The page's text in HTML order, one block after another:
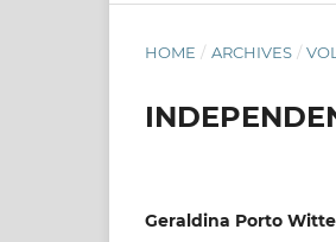
HOME / ARCHIVES /
Geraldina Porto